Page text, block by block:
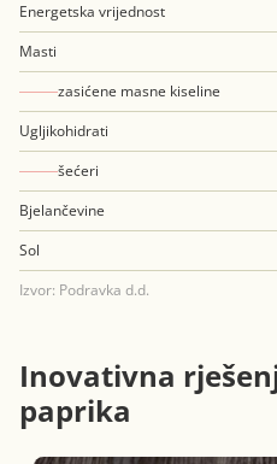
Energetska vrijednost
Masti
zasićene masne kiseline
Ugljikohidrati
šećeri
Bjelančevine
Sol
Izvor: Podravka d.d.
Inovativna
paprika